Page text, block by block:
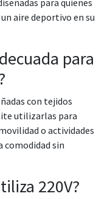
aire deportivo en su
para
con tejidos
utilizarlas para
o actividades
comodidad sin
220V?